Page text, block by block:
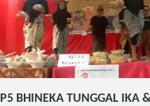
P5 BHINEKA TUNGGAL IKA